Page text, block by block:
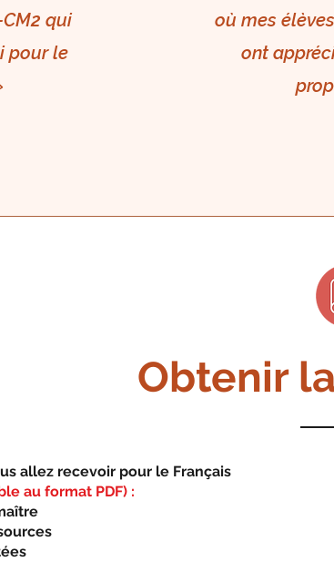
qui
pour le
où mes
ont
Obtenir
allez recevoir pour le Français
au format PDF) :